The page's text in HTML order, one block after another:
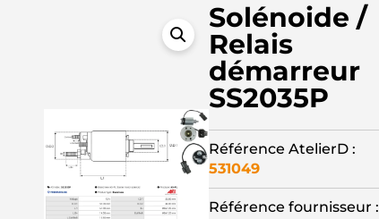
Solénoide /
Relais
démarreur
SS2035P
Référence AtelierD :
531049
Référence fournisseur :